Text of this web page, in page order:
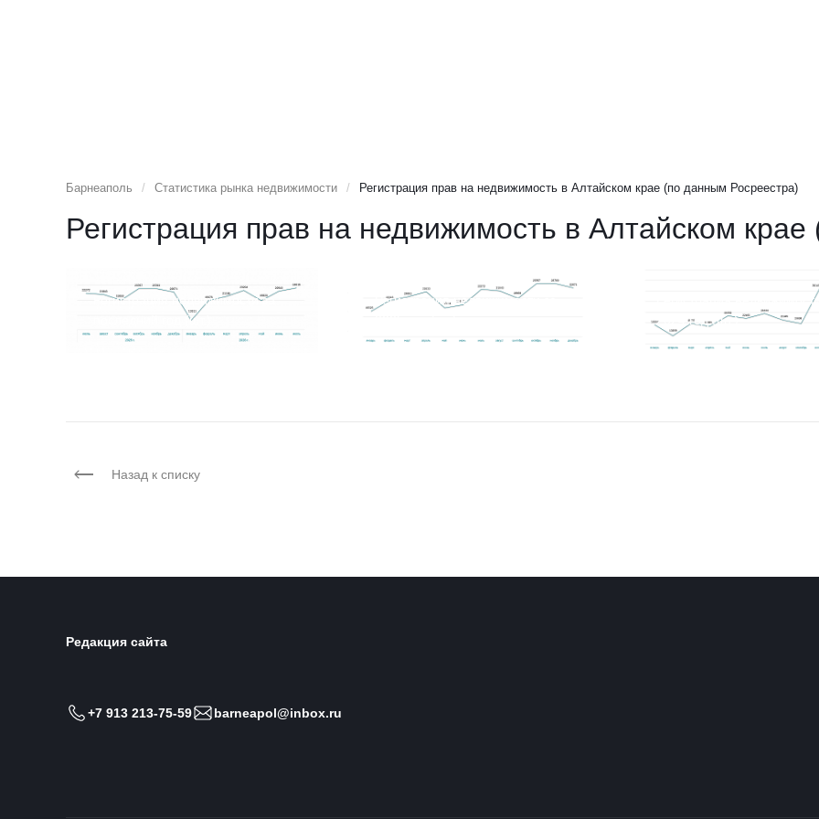
Барнеаполь / Статистика рынка недвижимости / Регистрация прав на недвижимость в Алтайском крае (по данным Росреестра)
Регистрация прав на недвижимость в Алтайском
Регистрация недвижимости за
последний год (шт.)
Регистрация недвижимости за
Регистрация недвижимости
2024 год (шт.)
Назад к списку
Редакция сайта
+7 913 213-75-59 barneapol@inbox.ru